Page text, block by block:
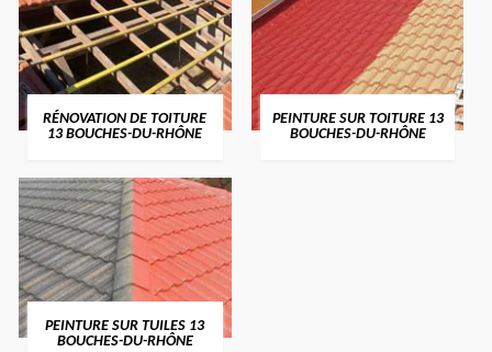
RÉNOVATION DE TOITURE
13 BOUCHES-DU-RHÔNE
PEINTURE SUR TOITURE 13
BOUCHES-DU-RHÔNE
PEINTURE SUR TUILES 13
BOUCHES-DU-RHÔNE